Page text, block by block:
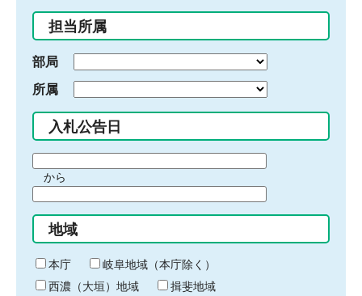
入
力
担当所属
部局
所属
入札公告日
間
始
り
から
間
終
わ
り
地域
本庁
岐阜地域（本庁除く）
西濃（大垣）地域
揖斐地域